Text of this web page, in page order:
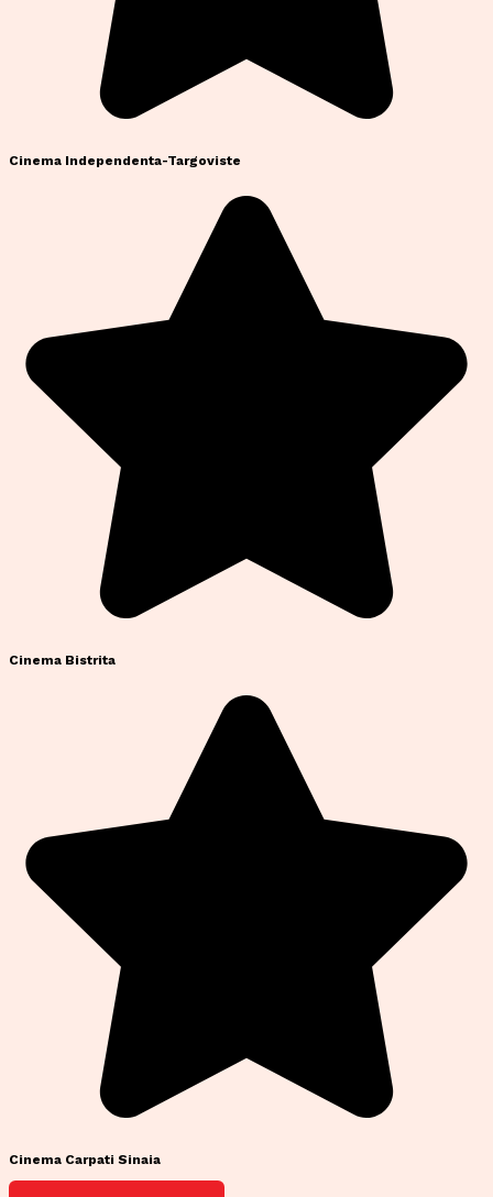
Cinema Independenta-Targoviste
Cinema Bistrita
Cinema Carpati Sinaia